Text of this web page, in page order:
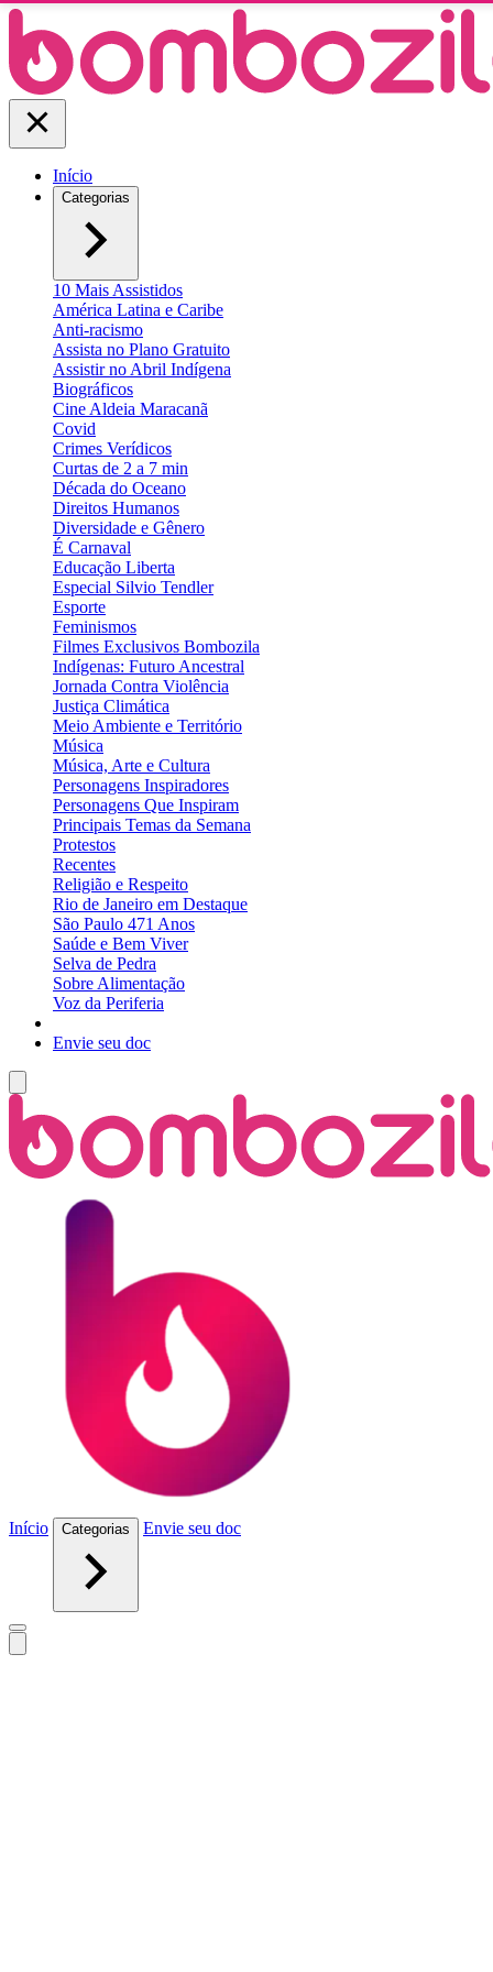
Início
Categorias
10 Mais Assistidos
América Latina e Caribe
Anti-racismo
Assista no Plano Gratuito
Assistir no Abril Indígena
Biográficos
Cine Aldeia Maracanã
Covid
Crimes Verídicos
Curtas de 2 a 7 min
Década do Oceano
Direitos Humanos
Diversidade e Gênero
É Carnaval
Educação Liberta
Especial Silvio Tendler
Esporte
Feminismos
Filmes Exclusivos Bombozila
Indígenas: Futuro Ancestral
Jornada Contra Violência
Justiça Climática
Meio Ambiente e Território
Música
Música, Arte e Cultura
Personagens Inspiradores
Personagens Que Inspiram
Principais Temas da Semana
Protestos
Recentes
Religião e Respeito
Rio de Janeiro em Destaque
São Paulo 471 Anos
Saúde e Bem Viver
Selva de Pedra
Sobre Alimentação
Voz da Periferia
Envie seu doc
Início Categorias Envie seu doc